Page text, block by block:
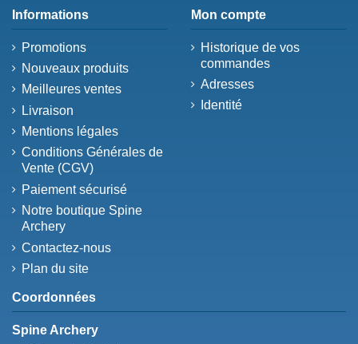
Informations
Promotions
Nouveaux produits
Meilleures ventes
Livraison
Mentions légales
Conditions Générales de
Vente (CGV)
Paiement sécurisé
Notre boutique Spine
Archery
Contactez-nous
Plan du site
Mon compte
Historique de vos
commandes
Adresses
Identité
Coordonnées
Spine Archery